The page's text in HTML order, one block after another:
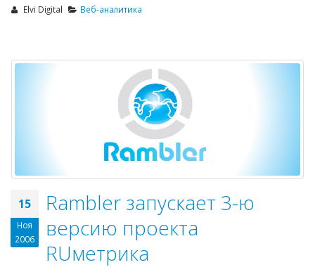
Elvi Digital Веб-аналитика
15
Ноя
2006
Rambler запускает 3-ю
версию проекта
RUметрика